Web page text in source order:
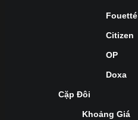
Fouetté
Citizen
OP
Doxa
Cặp Đôi
Khoảng Giá